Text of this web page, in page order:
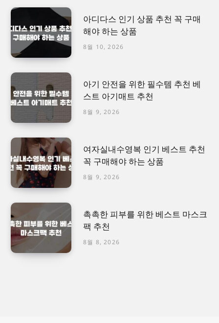
아디다스 인기 상품 추천 꼭 구매
해야 하는 상품
8월 10, 2026
아기 안전을 위한 필수템 추천 베
스트 아기매트 추천
8월 9, 2026
여자실내수영복 인기 베스트 추천
꼭 구매해야 하는 상품
8월 9, 2026
촉촉한 피부를 위한 베스트 마스크
팩 추천
8월 8, 2026